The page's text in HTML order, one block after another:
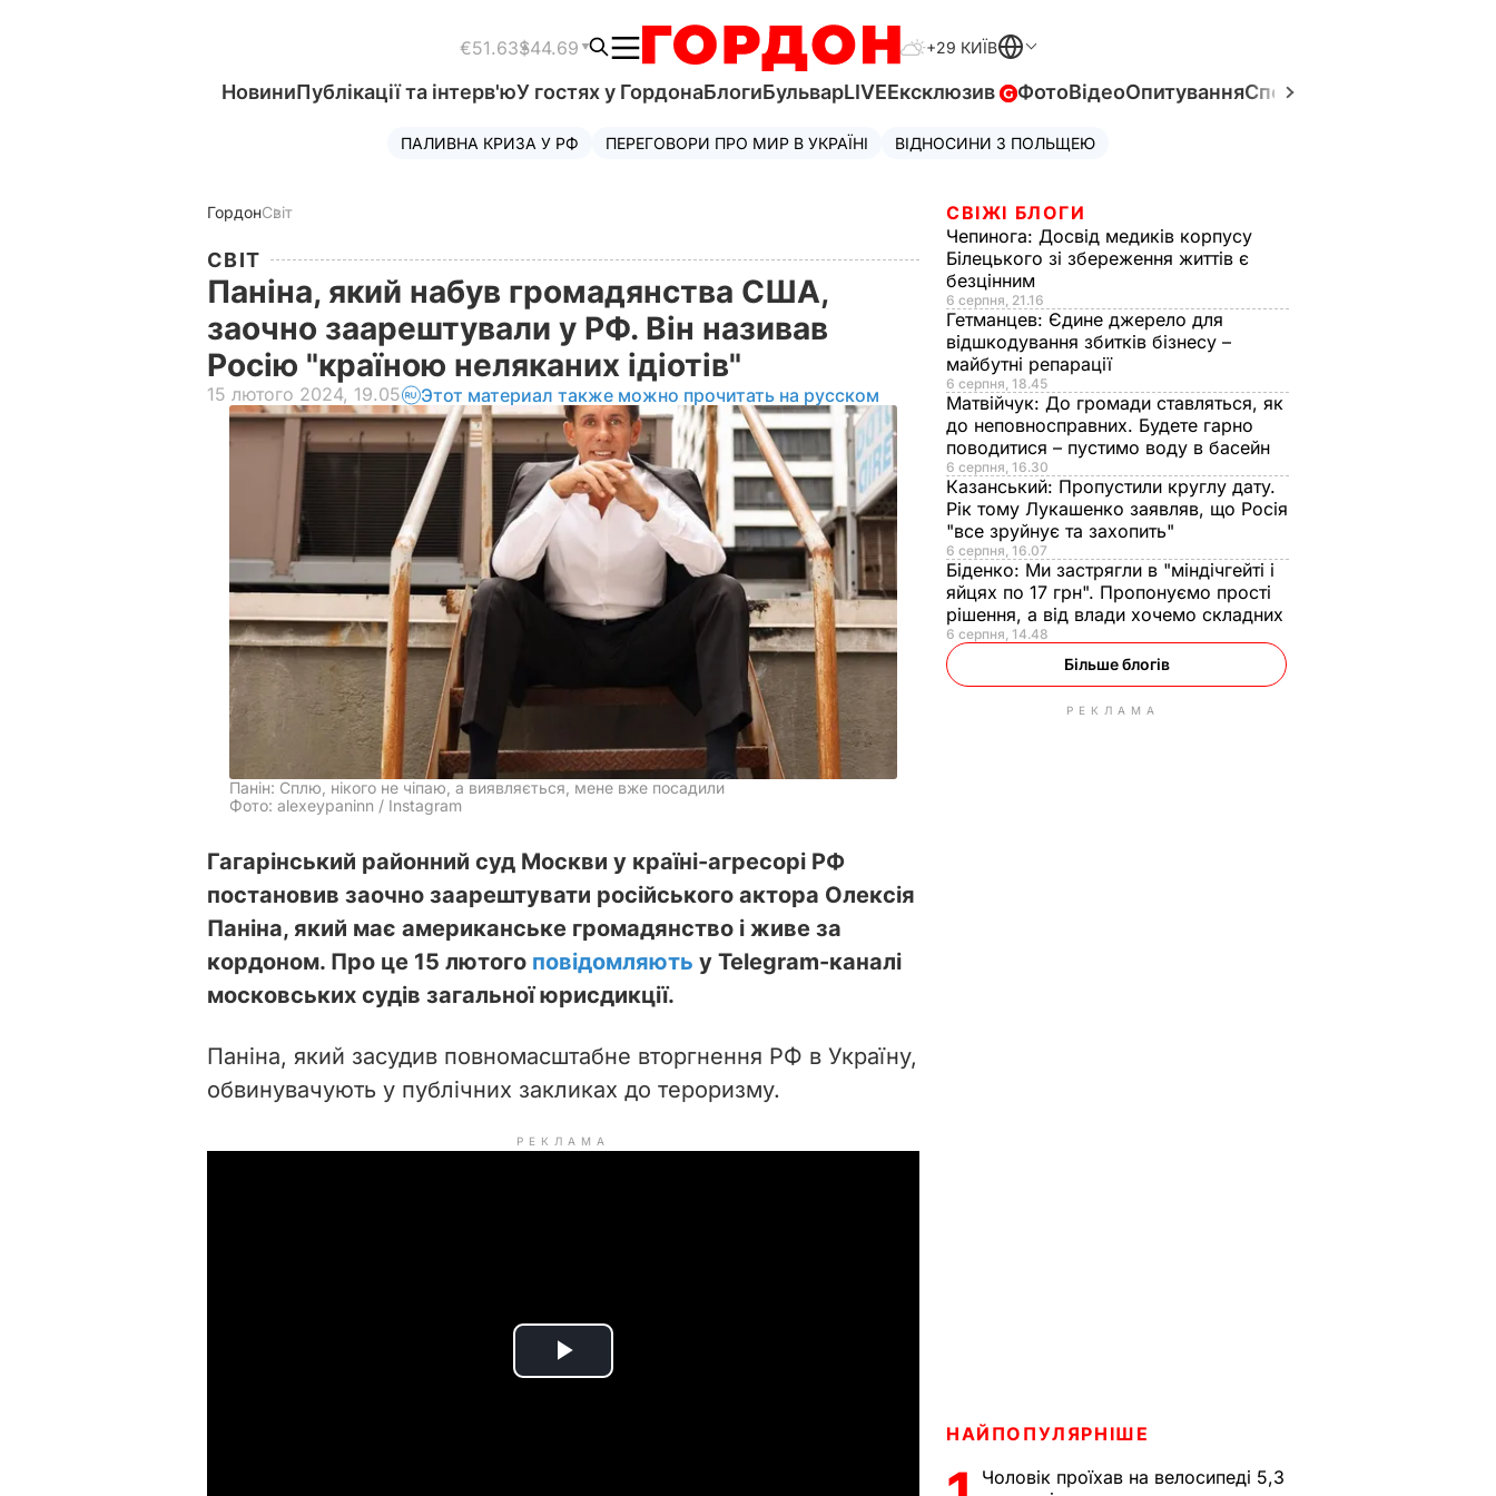
€51.63$44.69 +29 КИЇВ
НовиниПублікації та інтерв'юУ гостях у ГордонаБлогиБульварLIVEЕксклюзив ФотоВідеоОпитуванняСпецпроєкти
ПАЛИВНА КРИЗА У РФ ПЕРЕГОВОРИ ПРО МИР В УКРАЇНІ ВІДНОСИНИ З ПОЛЬЩЕЮ
ГордонСвіт
СВІТ
Паніна, який набув громадянства США,
заочно заарештували у РФ. Він називав
Росію "країною неляканих ідіотів"
15 лютого 2024, 19.05 Этот материал также можно прочитать на русском
Панін: Сплю, нікого не чіпаю, а виявляється, мене вже посадили
Фото: alexeypaninn / Instagram
Гагарінський районний суд Москви у країні-агресорі РФ
постановив заочно заарештувати російського актора Олексія
Паніна, який має американське громадянство і живе за
кордоном. Про це 15 лютого повідомляють у Telegram-каналі
московських судів загальної юрисдикції.
Паніна, який засудив повномасштабне вторгнення РФ в Україну,
обвинувачують у публічних закликах до тероризму.
РЕКЛАМА
P
СВІЖІ БЛОГИ
Чепинога: Досвід медиків корпусу
Білецького зі збереження життів є
безцінним
6 серпня, 21.16
Гетманцев: Єдине джерело для
відшкодування збитків бізнесу –
майбутні репарації
6 серпня, 18.45
Матвійчук: До громади ставляться, як
до неповносправних. Будете гарно
поводитися – пустимо воду в басейн
6 серпня, 16.30
Казанський: Пропустили круглу дату.
Рік тому Лукашенко заявляв, що Росія
"все зруйнує та захопить"
6 серпня, 16.07
Біденко: Ми застрягли в "міндічгейті і
яйцях по 17 грн". Пропонуємо прості
рішення, а від влади хочемо складних
6 серпня, 14.48
Більше блогів
РЕКЛАМА
НАЙПОПУЛЯРНІШЕ
Чоловік проїхав на велосипеді 5,3